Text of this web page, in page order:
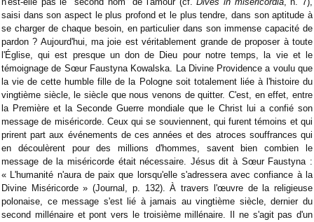
saisi dans son aspect le plus profond et le plus tendre, dans son aptitude à
se charger de chaque besoin, en particulier dans son immense capacité de
pardon ? Aujourd'hui, ma joie est véritablement grande de proposer à toute
l'Église, qui est presque un don de Dieu pour notre temps, la vie et le
témoignage de Sœur Faustyna Kowalska. La Divine Providence a voulu que
la vie de cette humble fille de la Pologne soit totalement liée à l'histoire du
vingtième siècle, le siècle que nous venons de quitter. C'est, en effet, entre
la Première et la Seconde Guerre mondiale que le Christ lui a confié son
message de miséricorde. Ceux qui se souviennent, qui furent témoins et qui
prirent part aux événements de ces années et des atroces souffrances qui
en découlèrent pour des millions d'hommes, savent bien combien le
message de la miséricorde était nécessaire. Jésus dit à Sœur Faustyna :
« L'humanité n'aura de paix que lorsqu'elle s'adressera avec confiance à la
Divine Miséricorde » (Journal, p. 132). À travers l'œuvre de la religieuse
polonaise, ce message s'est lié à jamais au vingtième siècle, dernier du
second millénaire et pont vers le troisième millénaire. Il ne s'agit pas d'un